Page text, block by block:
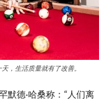
，生活质量就有了改善。
默德·哈桑称：“人们离